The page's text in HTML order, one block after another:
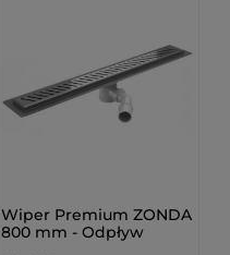
Wiper Premium ZONDA
800 mm - Odpływ